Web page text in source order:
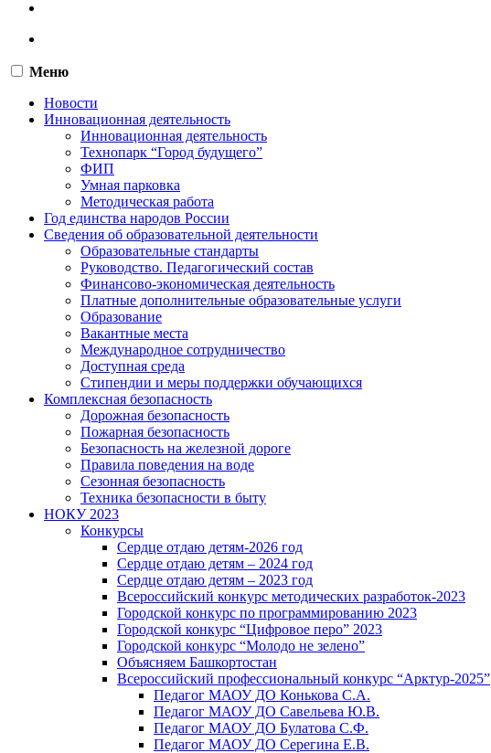
Меню
Новости
Инновационная деятельность
Инновационная деятельность
Технопарк “Город будущего”
ФИП
Умная парковка
Методическая работа
Год единства народов России
Сведения об образовательной деятельности
Образовательные стандарты
Руководство. Педагогический состав
Финансово-экономическая деятельность
Платные дополнительные образовательные услуги
Образование
Вакантные места
Международное сотрудничество
Доступная среда
Стипендии и меры поддержки обучающихся
Комплексная безопасность
Дорожная безопасность
Пожарная безопасность
Безопасность на железной дороге
Правила поведения на воде
Сезонная безопасность
Техника безопасности в быту
НОКУ 2023
Конкурсы
Сердце отдаю детям-2026 год
Сердце отдаю детям – 2024 год
Сердце отдаю детям – 2023 год
Всероссийский конкурс методических разработок-2023
Городской конкурс по программированию 2023
Городской конкурс “Цифровое перо” 2023
Городской конкурс “Молодо не зелено”
Объясняем Башкортостан
Всероссийский профессиональный конкурс “Арктур-2025”
Педагог МАОУ ДО Конькова С.А.
Педагог МАОУ ДО Савельева Ю.В.
Педагог МАОУ ДО Булатова С.Ф.
Педагог МАОУ ДО Серегина Е.В.